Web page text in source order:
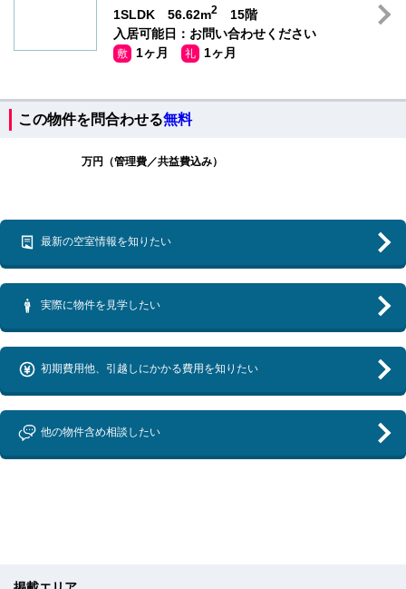
1SLDK 56.62m2
15階
入居可能日：お問い合わせください
敷 1ヶ月 礼 1ヶ月
この物件を問合わせる無料
万円（管理費／共益費込み）
最新の空室情報を知りたい
実際に物件を見学したい
初期費用他、引越しにかかる費用を知りたい
他の物件含め相談したい